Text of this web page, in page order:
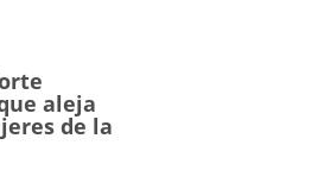
aleja
de la